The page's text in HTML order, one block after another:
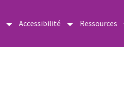
Accessibilité Ressources